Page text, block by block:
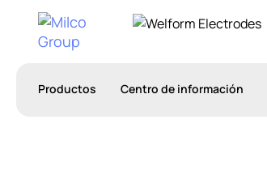
Productos Centro de información